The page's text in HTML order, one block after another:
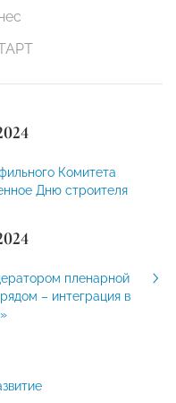
Комитета
Дню строителя
пленарной
– интеграция в